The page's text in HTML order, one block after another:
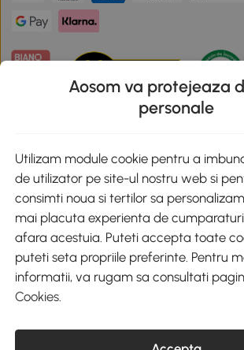
Descarca aplicatia Aosom
Google Play
+40 312294730
Romania, Bucureşti Sectorul 2, Str. Barbu Paris
CUI: 49266464
Aosom va protejeaza
personale
Utilizam module cookie pentru a
de utilizator pe site-ul nostru web si
consimti noua si tertilor sa
mai placuta experienta de cumparaturi
afara acestuia. Puteti accepta toate
puteti seta propriile preferinte. Pentru
informatii, va rugam sa consultati
Cookies.